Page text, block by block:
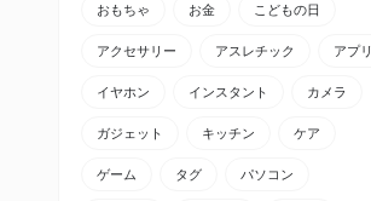
おもちゃ お金 こどもの日
アクセサリー アスレチック アプリ
イヤホン インスタント カメラ
ガジェット キッチン ケア
ゲーム タグ パソコン